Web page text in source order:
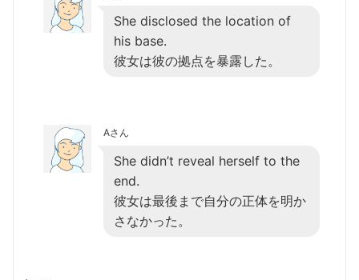
She disclosed the location of
his base.
彼女は彼の拠点を暴露した。
Aさん
She didn’t reveal herself to the
end.
彼女は最後まで自分の正体を明か
さなかった。